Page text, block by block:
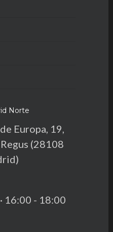
Norte
Europa, 19,
(28108
16:00 - 18:00